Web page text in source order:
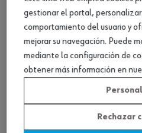
Set de destornilladores
gestionar el portal,
comportamiento del usuario y
mejorar su navegación. Puede
mediante la configuración de
obtener más información en
Rechazar